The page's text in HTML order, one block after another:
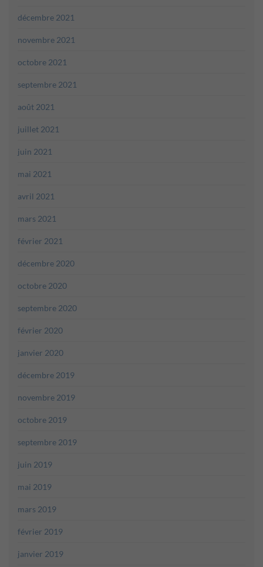
décembre 2021
novembre 2021
octobre 2021
septembre 2021
août 2021
juillet 2021
juin 2021
mai 2021
avril 2021
mars 2021
février 2021
décembre 2020
octobre 2020
septembre 2020
février 2020
janvier 2020
décembre 2019
novembre 2019
octobre 2019
septembre 2019
juin 2019
mai 2019
mars 2019
février 2019
janvier 2019